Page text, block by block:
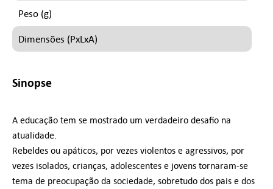
Peso (g)
Dimensões (PxLxA)
Sinopse
A educação tem se mostrado um verdadeiro desafio na
atualidade.
Rebeldes ou apáticos, por vezes violentos e agressivos, por
vezes isolados, crianças, adolescentes e jovens tornaram-se
tema de preocupação da sociedade, sobretudo dos pais e dos